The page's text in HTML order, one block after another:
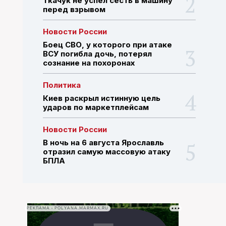
ПО САЙТУ
перед взрывом
Новости России
Боец СВО, у которого при атаке
ВСУ погибла дочь, потерял
сознание на похоронах
Политика
Киев раскрыл истинную цель
ударов по маркетплейсам
Новости России
В ночь на 6 августа Ярославль
отразил самую массовую атаку
БПЛА
РЕКЛАМА • POLYANA.MARMAX.RU